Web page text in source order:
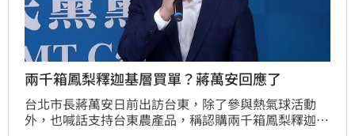
兩千箱鳳梨釋迦基層買單？蔣萬安回應了
台北市長蔣萬安日前出訪台東，除了參與熱氣球活動
外，也喊話支持台東農產品，稱認購兩千箱鳳梨釋迦。